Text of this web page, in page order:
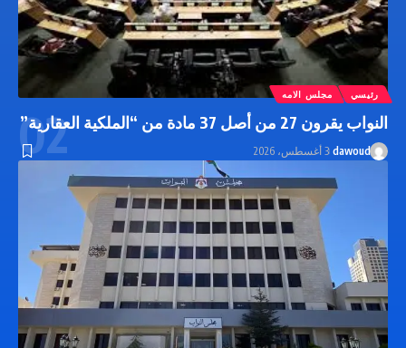
رئيسي مجلس الامه
النواب يقرون 27 من أصل 37 مادة من “الملكية العقارية”
dawoud 3 أغسطس، 2026